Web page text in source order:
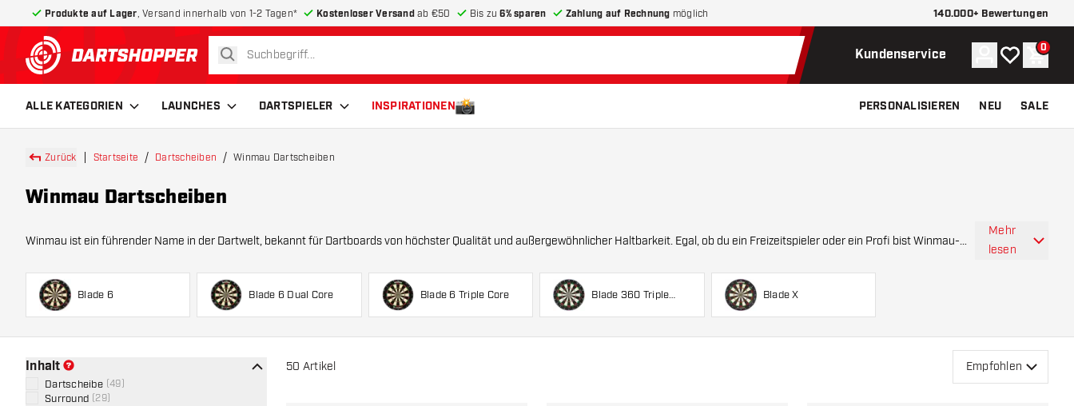
Produkte auf Lager , Versand innerhalb von 1-2 Tagen* Kostenloser Versandab €50 Bis zu6% sparen Zahlung auf Rechnung möglich 140.000+ Bewertungen
zurück zur Startseite
suchen Kundenservice Konto
Meine 0
ALLE KATEGORIEN LAUNCHES DARTSPIELER INSPIRATIONEN PERSONALISIEREN NEU SALE
Zurück Startseite Dartscheiben Winmau Dartscheiben
Winmau Dartscheiben
Winmau ist ein führender Name in der Dartwelt, bekannt für Dartboards von höchster Qualität und außergewöhnlicher Haltbarkeit. Egal, ob du ein Freizeitspieler oder ein Profi bist Winmau-
Mehr
lesen
Blade 6 Blade 6 Dual Core Blade 6 Triple Core
Blade 360 Triple
Blade X
Inhalt
Dartscheibe 49
Surround 29)
50 Artikel Empfohlen